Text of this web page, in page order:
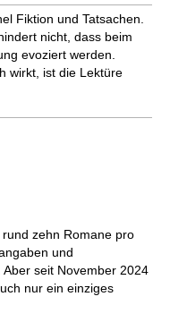
Fiktion und Tatsachen.
nicht, dass beim
evoziert werden.
wirkt, ist die Lektüre
zehn Romane pro
und
seit November 2024
nur ein einziges